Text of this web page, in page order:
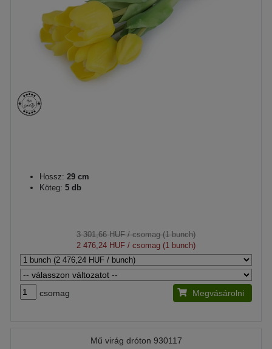
Hossz: 29 cm
Köteg: 5 db
3 301,66 HUF/ csomag (1 bunch)
2 476,24 HUF / csomag (1 bunch)
csomag Megvásárolni
Mű virág dróton 930117